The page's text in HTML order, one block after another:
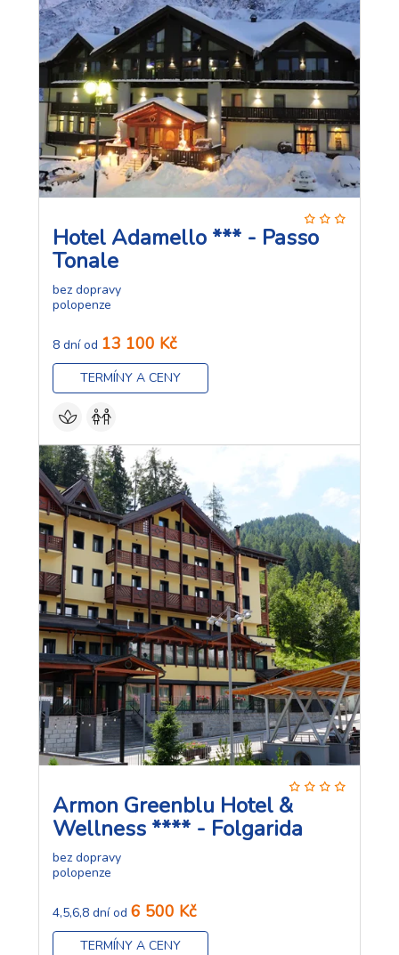
Hotel Adamello *** - Passo
Tonale
bez dopravy
polopenze
8 dní od 13 100 Kč
TERMÍNY A CENY
Armon Greenblu Hotel &
Wellness **** - Folgarida
bez dopravy
polopenze
4,5,6,8 dní od 6 500 Kč
TERMÍNY A CENY